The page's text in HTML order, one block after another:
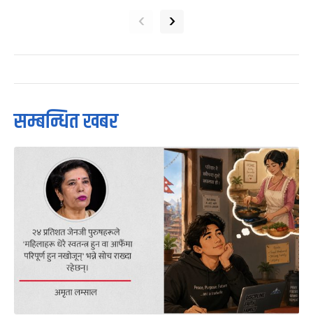
‹ ›
सम्बन्धित खबर